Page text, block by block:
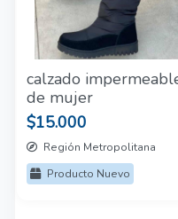
calzado
de mujer
$15.000
Región Metropolitana
Producto Nuevo